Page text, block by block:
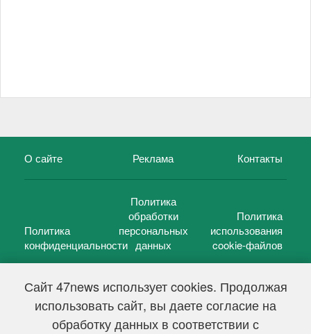
Сайт 47news использует cookies. Продолжая
использовать сайт, вы даете согласие на
обработку данных в соответствии с
О сайте Реклама Контакты
Политика
конфиденциальности
Политика
обработки
персональных
данных
Политика
использования
cookie-файлов
47 новостей (47 news)2005 — 2026 г.
Свидетельство о регистрации СМИ Эл № ФС 77-39848, выдано